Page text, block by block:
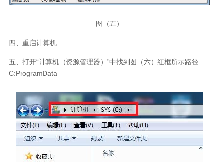
图（五）
四、重启计算机
五、打开“计算机（资源管理器）”中找到图（六）红框所示路径
C:ProgramData